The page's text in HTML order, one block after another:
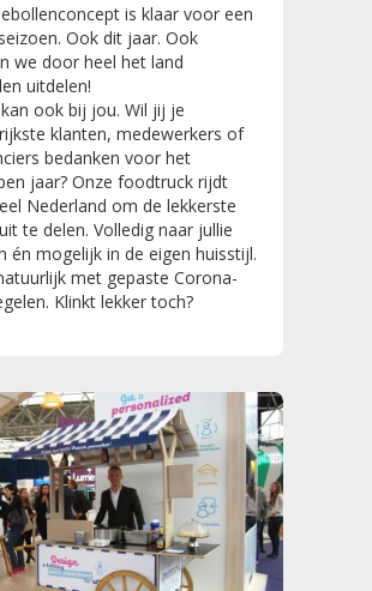
is klaar voor een
Ook dit jaar. Ook
we door heel het land
uitdelen!
ook bij jou. Wil jij je
klanten, medewerkers of
bedanken voor het
jaar? Onze foodtruck rijdt
Nederland om de lekkerste
te delen. Volledig naar jullie
én mogelijk in de eigen huisstijl.
met gepaste Corona-
Klinkt lekker toch?